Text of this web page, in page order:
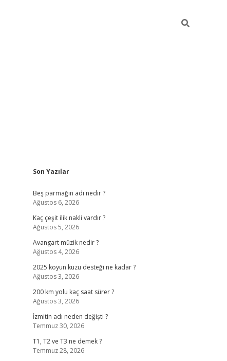
Sidebar
Son Yazılar
Beş parmağın adı nedir ?
Ağustos 6, 2026
Kaç çeşit ilik nakli vardır ?
Ağustos 5, 2026
Avangart müzik nedir ?
Ağustos 4, 2026
2025 koyun kuzu desteği ne kadar ?
Ağustos 3, 2026
200 km yolu kaç saat sürer ?
Ağustos 3, 2026
İzmitin adı neden değişti ?
Temmuz 30, 2026
T1, T2 ve T3 ne demek ?
Temmuz 28, 2026